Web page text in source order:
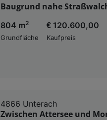
Baugrund nahe
804 m2
Grundfläche
€ 120.600,00
Kaufpreis
4866 Unterach
Zwischen Attersee und